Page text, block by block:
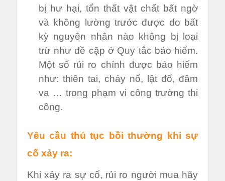
bị hư hại, tổn thất vật chất bất ngờ
và không lường trước được do bất
kỳ nguyên nhân nào không bị loại
trừ như đề cập ở Quy tắc bảo hiểm.
Một số rủi ro chính được bảo hiểm
như: thiên tai, cháy nổ, lật đổ, đâm
va … trong phạm vi công trường thi
công.
Yêu cầu thủ tục bồi thường khi sự
cố xảy ra:
Khi xảy ra sự cố, rủi ro người mua hãy